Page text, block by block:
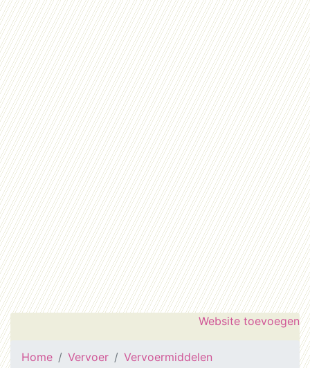
Website toevoegen
Home Vervoer
Vervoermiddelen